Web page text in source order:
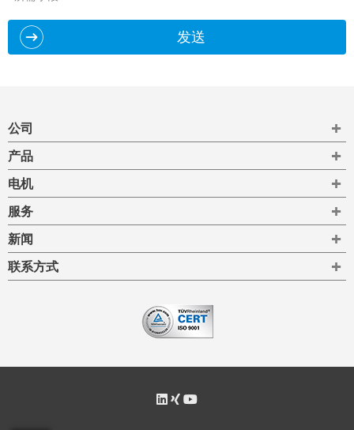
发送
公司
产品
电机
服务
新闻
联系方式